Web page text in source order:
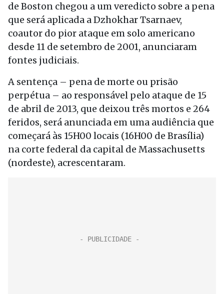
de Boston chegou a um veredicto sobre a pena
que será aplicada a Dzhokhar Tsarnaev,
coautor do pior ataque em solo americano
desde 11 de setembro de 2001, anunciaram
fontes judiciais.
A sentença – pena de morte ou prisão
perpétua – ao responsável pelo ataque de 15
de abril de 2013, que deixou três mortos e 264
feridos, será anunciada em uma audiência que
começará às 15H00 locais (16H00 de Brasília)
na corte federal da capital de Massachusetts
(nordeste), acrescentaram.